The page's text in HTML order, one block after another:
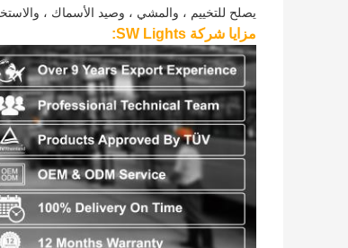
يصلح للتخييم ، والمشي ، وصيد الأسماك ،
مزايا شركة SW Lights: